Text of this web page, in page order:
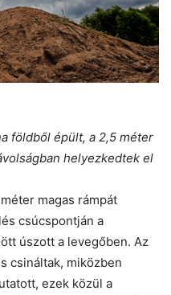
földből épült, a 2,5 méter
helyezkedtek el
magas rámpát
csúcspontján a
úszott a levegőben. Az
csináltak, miközben
ezek közül a